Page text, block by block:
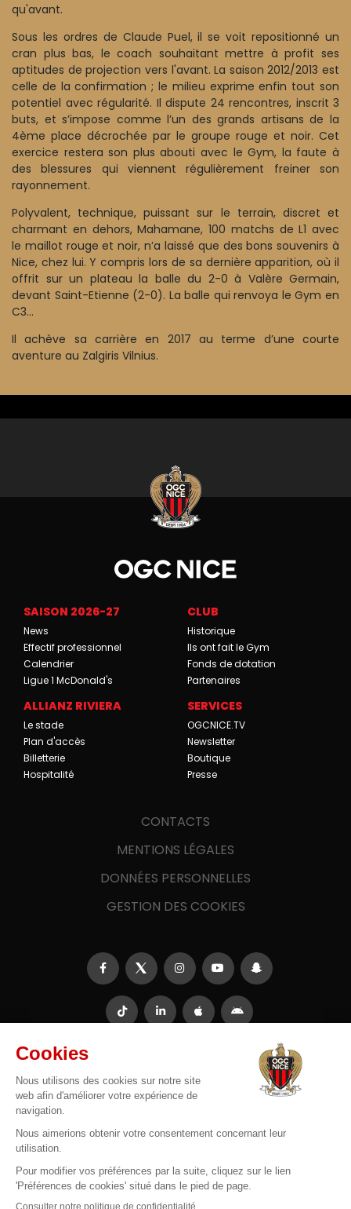
qu'avant.
Sous les ordres de Claude Puel, il se voit repositionné un
cran plus bas, le coach souhaitant mettre à profit ses
aptitudes de projection vers l'avant. La saison 2012/2013 est
celle de la confirmation ; le milieu exprime enfin tout son
potentiel avec régularité. Il dispute 24 rencontres, inscrit 3
buts, et s’impose comme l’un des grands artisans de la
4ème place décrochée par le groupe rouge et noir. Cet
exercice restera son plus abouti avec le Gym, la faute à
des blessures qui viennent régulièrement freiner son
rayonnement.
Polyvalent, technique, puissant sur le terrain, discret et
charmant en dehors, Mahamane, 100 matchs de L1 avec
le maillot rouge et noir, n’a laissé que des bons souvenirs à
Nice, chez lui. Y compris lors de sa dernière apparition, où il
offrit sur un plateau la balle du 2-0 à Valère Germain,
devant Saint-Etienne (2-0). La balle qui renvoya le Gym en
C3…
Il achève sa carrière en 2017 au terme d’une courte
aventure au Zalgiris Vilnius.
SAISON 2026-27
News
Effectif professionnel
Calendrier
Ligue 1 McDonald's
CLUB
Historique
Ils ont fait le Gym
Fonds de dotation
Partenaires
ALLIANZ RIVIERA
Le stade
Plan d'accès
Billetterie
Hospitalité
SERVICES
OGCNICE.TV
Newsletter
Boutique
Presse
CONTACTS
MENTIONS LÉGALES
DONNÉES PERSONNELLES
GESTION DES COOKIES